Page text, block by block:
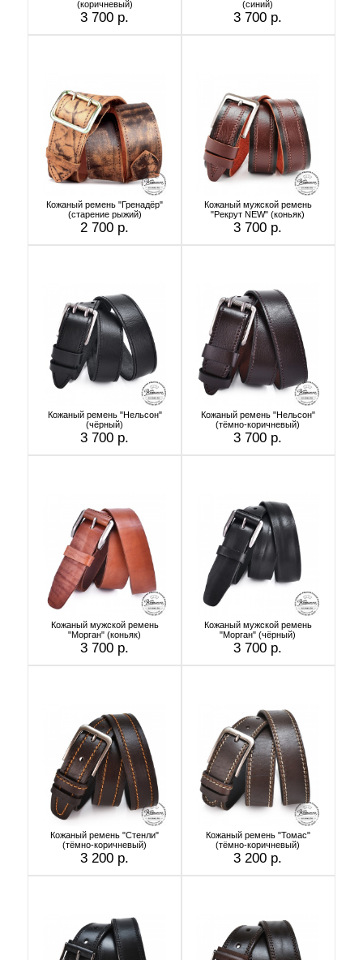
(коричневый)
3 700 р.
(синий)
3 700 р.
Кожаный ремень "Гренадёр"
(старение рыжий)
2 700 р.
Кожаный мужской ремень
"Рекрут NEW" (коньяк)
3 700 р.
Кожаный ремень "Нельсон"
(чёрный)
3 700 р.
Кожаный ремень "Нельсон"
(тёмно-коричневый)
3 700 р.
Кожаный мужской ремень
"Морган" (коньяк)
3 700 р.
Кожаный мужской ремень
"Морган" (чёрный)
3 700 р.
Кожаный ремень "Стенли"
(тёмно-коричневый)
3 200 р.
Кожаный ремень "Томас"
(тёмно-коричневый)
3 200 р.